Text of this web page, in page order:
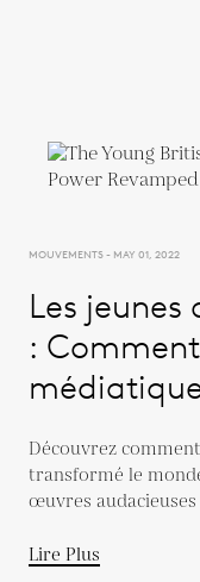
MOUVEMENTS - MAY 01, 2022
Les
:
1990
Découvrez
transformé le
œuvres
Lire Plus